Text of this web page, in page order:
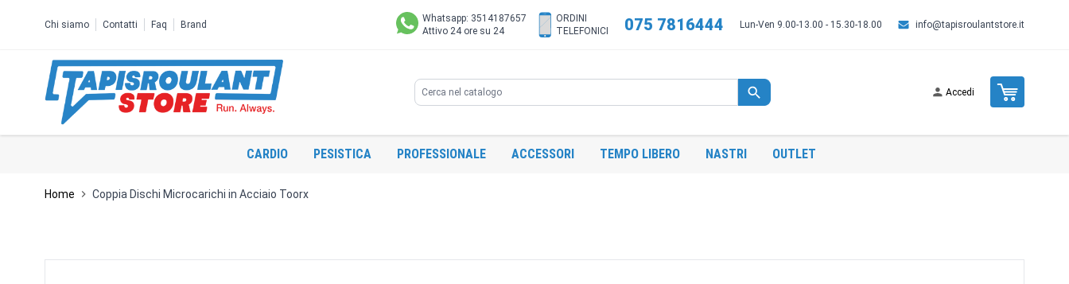
Chi siamo Contatti Faq Brand
Whatsapp: 3514187657
Attivo 24 ore su 24
ORDINI
TELEFONICI
075 7816444 Lun-Ven 9.00-13.00 - 15.30-18.00 info@tapisroulantstore.it
Accedi Cart
CARDIO PESISTICA PROFESSIONALE ACCESSORI TEMPO LIBERO NASTRI OUTLET
Home Coppia Dischi Microcarichi in Acciaio Toorx